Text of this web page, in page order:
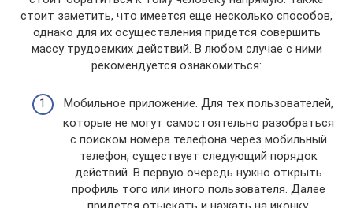
стоит заметить, что имеется еще несколько способов,
однако для их осуществления придется совершить
массу трудоемких действий. В любом случае с ними
рекомендуется ознакомиться:
Мобильное приложение. Для тех пользователей,
которые не могут самостоятельно разобраться
с поиском номера телефона через мобильный
телефон, существует следующий порядок
действий. В первую очередь нужно открыть
профиль того или иного пользователя. Далее